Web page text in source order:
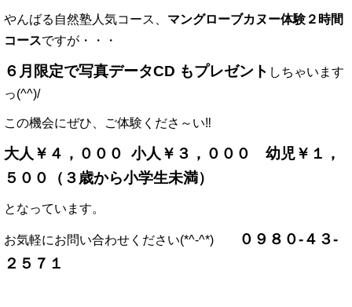
やんばる自然塾人気コース、 マングローブカヌー体験２時間
コースですが・・・
６月限定で写真データCD もプレゼント しちゃいます
っ(^^)/
この機会にぜひ、ご体験くださ～い‼
大人￥４，０００ 小人￥３，０００ 幼児￥１，
５００（３歳から小学生未満）
となっています。
お気軽にお問い合わせください(*^-^*)
０９８０-４３-
２５７１